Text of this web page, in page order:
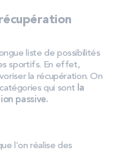
liste de possibilités
sportifs. En effet,
la récupération. On
qui sont la
passive.
l’on réalise des